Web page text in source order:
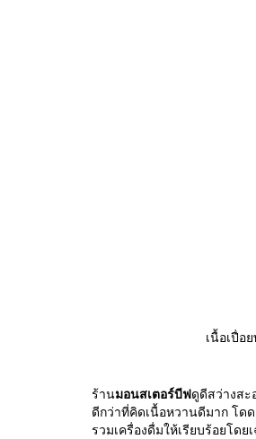
เนื้อเปื่อ
ร้านมอนสเตอร์บีฟดูดีสว่างสะ
ดีกว่าที่คิดเนื้อหวานดีมาก โด
รวมเครื่องดื่มให้เรียบร้อยโด